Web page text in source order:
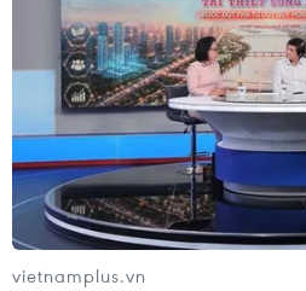
Phó Tổng Biên tập: NGUYỄN
THỦY
Sở hữu trí tuệ
RSS
Ngôn ngữ
Dịch vụ tin
vietnamplus.vn